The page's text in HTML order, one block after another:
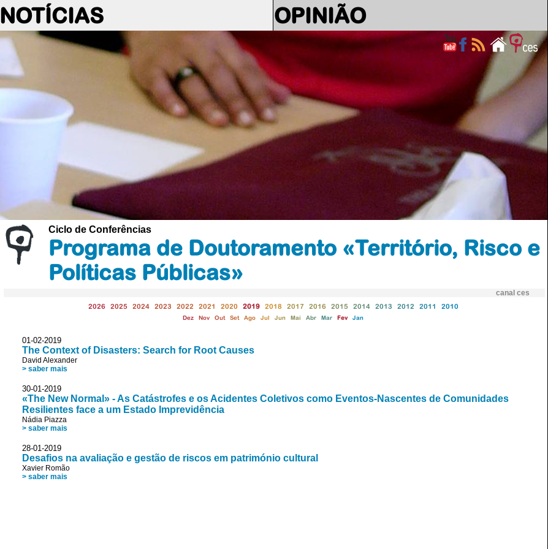
NOTÍCIAS OPINIÃO
Ciclo de Conferências
Programa de Doutoramento «Território, Risco e
Políticas Públicas»
canal ces
2026 2025 2024 2023 2022 2021 2020 2019 2018 2017 2016 2015 2014 2013 2012 2011 2010
Dez Nov Out Set Ago Jul Jun Mai Abr Mar Fev Jan
01-02-2019
The Context of Disasters: Search for Root Causes
David Alexander
> saber mais
30-01-2019
«The New Normal» - As Catástrofes e os Acidentes Coletivos como Eventos-Nascentes de Comunidades
Resilientes face a um Estado Imprevidência
Nádia Piazza
> saber mais
28-01-2019
Desafios na avaliação e gestão de riscos em património cultural
Xavier Romão
> saber mais